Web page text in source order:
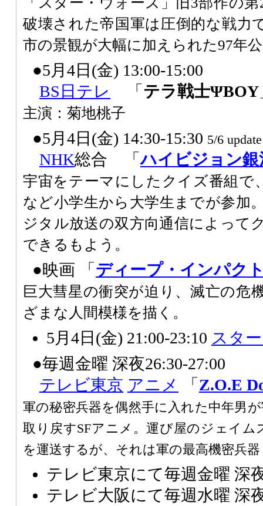
破壊された帝国軍は圧倒的な戦力
市の景観が大幅に加えられた97年
●5月4日(金) 13:00-15:00
BS日テレ
「 テラ戦士ΨBOY
主演：菊地桃子
●5月4日(金) 14:30-15:30 5/6 update
NHK総合 「ハイビジョン銀
宇宙をテーマにしたクイズ番組で
など小学生から大学生までが参加
ジタル放送の双方向通信によって
できるもよう。
●映画 「 ディープ・インパク
巨大彗星の衝突が迫り、滅亡の危
ざまな人間模様を描く。
5月4日(金) 21:00-23:10 スタ
●毎週金曜 深夜26:30-27:00
テレビ東京 アニメ 「 Z.O.E
軍の秘密兵器を偶然手に入れた中年男
取り戻すSFアニメ。運び屋のジェイ
を運送するが、それは軍の最高機密兵
テレビ東京にて毎週金曜 深
テレビ大阪にて毎週水曜 深